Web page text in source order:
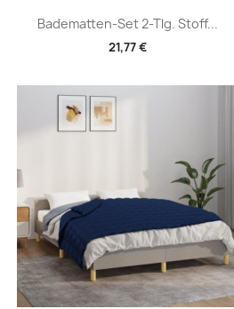
Badematten-Set 2-Tlg. Stoff...
21,77 €